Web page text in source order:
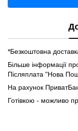
*Безкоштовна
Більше інформації
Післяплата "Нова
На рахунок
Готівкою - можливо